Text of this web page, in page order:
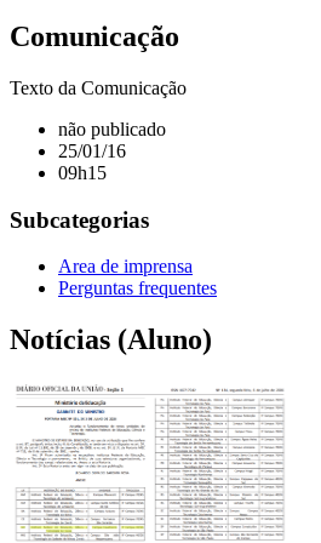
Comunicação
Texto da Comunicação
não publicado
25/01/16
09h15
Subcategorias
Area de imprensa
Perguntas frequentes
Notícias (Aluno)